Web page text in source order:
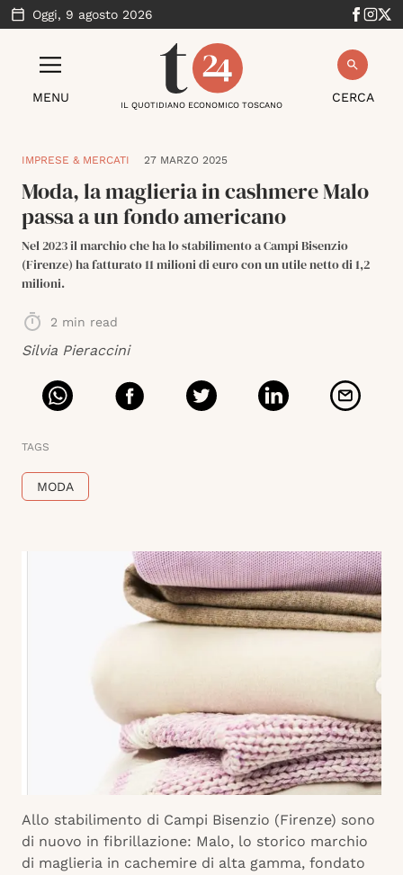
Oggi, 9 agosto 2026
MENU CERCA
IL QUOTIDIANO ECONOMICO TOSCANO
IMPRESE & MERCATI 27 MARZO 2025
Moda, la maglieria in cashmere Malo
passa a un fondo americano
Nel 2023 il marchio che ha lo stabilimento a Campi Bisenzio
(Firenze) ha fatturato 11 milioni di euro con un utile netto di 1,2
milioni.
2 min read
Silvia Pieraccini
TAGS
MODA
Allo stabilimento di Campi Bisenzio (Firenze) sono
di nuovo in fibrillazione: Malo, lo storico marchio
di maglieria in cachemire di alta gamma, fondato